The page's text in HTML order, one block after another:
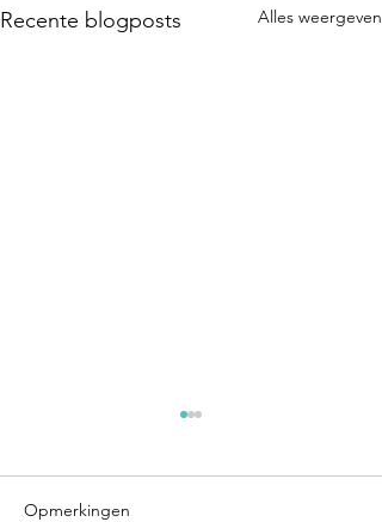
Recente blogposts Alles weergeven
Opmerkingen